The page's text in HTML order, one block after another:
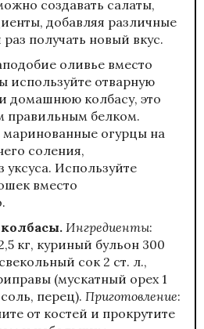
создавать салаты,
добавляя различные
получать новый вкус.
оливье вместо
используйте отварную
домашнюю колбасу, это
правильным белком.
огурцы на
соления,
уксуса. Используйте
вместо
Ингредиенты:
кг, куриный бульон 300
сок 2 ст. л.,
(мускатный орех 1
перец). Приготовление:
от костей и прокрутите